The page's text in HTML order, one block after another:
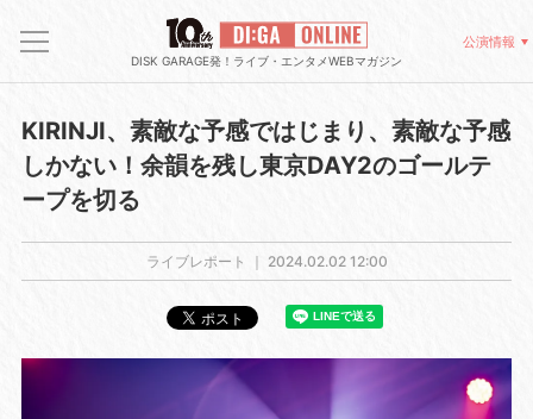
DISK GARAGE発！ライブ・エンタメWEBマガジン
公演情報
KIRINJI、素敵な予感ではじまり、素敵な予感
しかない！余韻を残し東京DAY2のゴールテ
ープを切る
ライブレポート ｜ 2024.02.02 12:00